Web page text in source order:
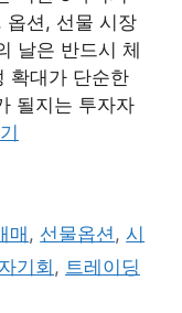
옵션, 선물 시장
날은 반드시 체
확대가 단순한
될지는 투자자
매, 선물옵션 ,시
기회 , 트레이딩